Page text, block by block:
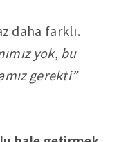
daha farklı.
yok, bu
gerekti”